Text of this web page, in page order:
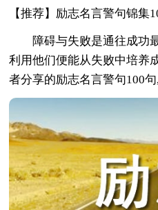
【推荐】励志名言警句锦集
障碍与失败是通往成功最
利用他们便能从失败中培养
者分享的励志名言警句100句